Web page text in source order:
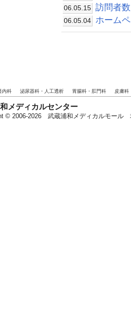
06.05.15 訪問者
06.05.04 ホーム
内科 泌尿器科・人工透析 胃腸科・肛門科 皮膚科
メディカルセンター
© 2006-2026 武蔵浦和メディカルモール